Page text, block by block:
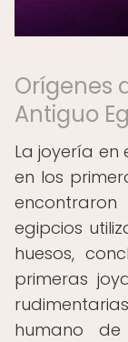
Orígenes
Antiguo
La joyería en
en los
egipcios
huesos,
primeras
humano